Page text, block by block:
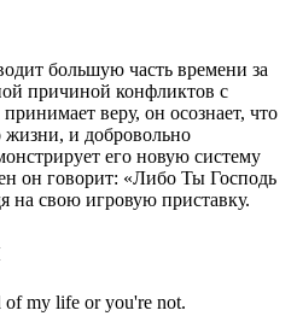
большую часть времени за
причиной конфликтов с
веру, он осознает, что
жизни, и добровольно
его новую систему
он говорит: «Либо Ты Господь
на свою игровую приставку.
of my life or you're not.